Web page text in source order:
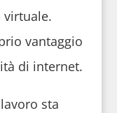
virtuale.
vantaggio
di internet.
sta